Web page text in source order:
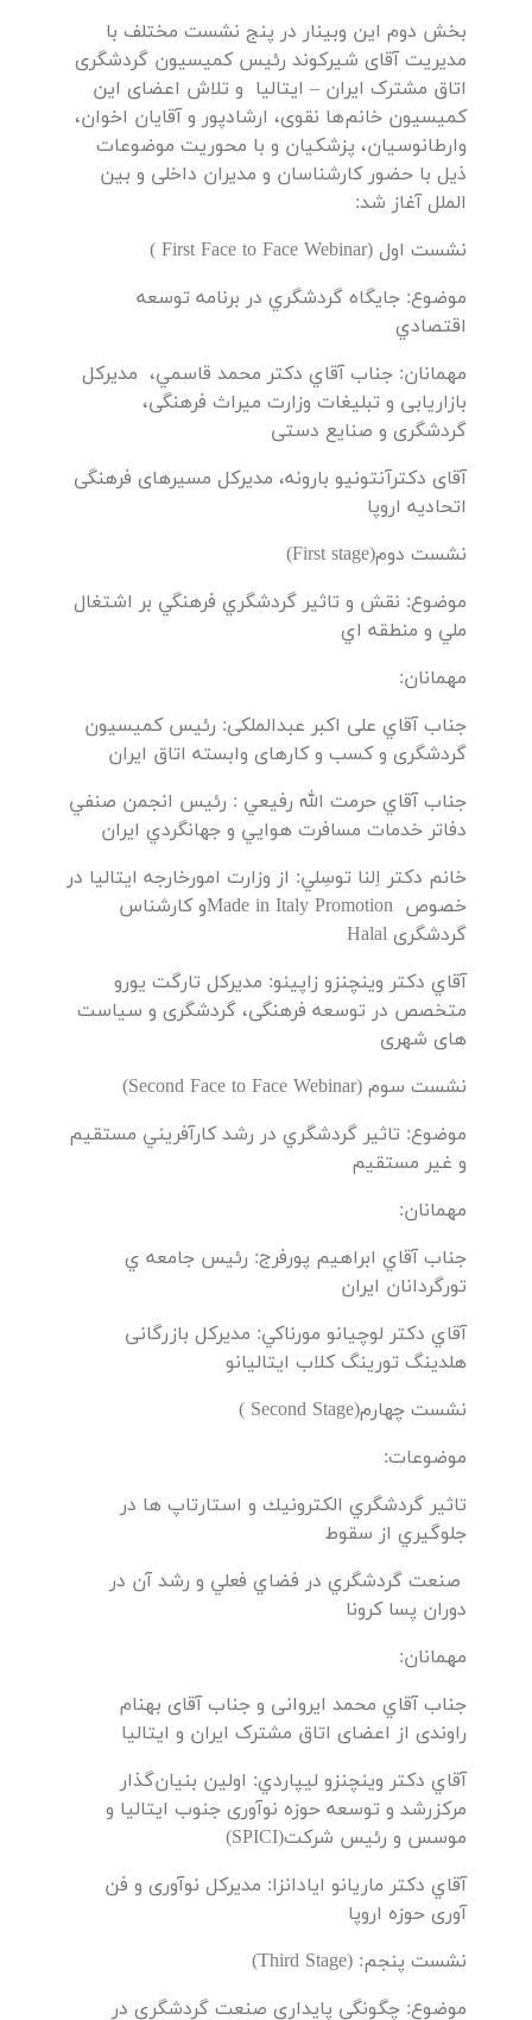
بخش دوم این وبینار در پنج نشست مختلف با
مدیریت آقای شیرکوند رئیس کمیسیون گردشگری
اتاق مشترک ایران – ایتالیا و تلاش اعضای این
کمیسیون خانم‌ها نقوی، ارشادپور و آقایان اخوان،
وارطانوسیان، پزشکیان و با محوریت موضوعات
ذیل با حضور کارشناسان و مدیران داخلی و بین
الملل آغاز شد:
نشست اول (First Face to Face Webinar )
موضوع: جايگاه گردشگري در برنامه توسعه
اقتصادي
مهمانان: جناب آقاي دكتر محمد قاسمي، مدیرکل
بازاریابی و تبلیغات وزارت میراث فرهنگی،
گردشگری و صنایع دستی
آقای دکترآنتونیو بارونه، مدیرکل مسیرهای فرهنگی
اتحادیه اروپا
نشست دوم(First stage)
موضوع: نقش و تاثير گردشگري فرهنگي بر اشتغال
ملي و منطقه اي
مهمانان:
جناب آقاي علی اکبر عبدالملکی: رئیس کمیسیون
گردشگری و کسب و کارهای وابسته اتاق ایران
جناب آقاي حرمت الله رفيعي : رئیس انجمن صنفي
دفاتر خدمات مسافرت هوايي و جهانگردي ايران
خانم دکتر اِلنا توسِلي: از وزارت امورخارجه ایتالیا در
خصوص Made in Italy Promotionو کارشناس
گردشگری Halal
آقاي دکتر وینچنزو زاپينو: مدیرکل تارگت یورو
متخصص در توسعه فرهنگی، گردشگری و سیاست
های شهری
نشست سوم (Second Face to Face Webinar)
موضوع: تاثير گردشگري در رشد كارآفريني مستقيم
و غير مستقيم
مهمانان:
جناب آقاي ابراهیم پورفرج: رئیس جامعه ي
تورگردانان ايران
آقاي دکتر لوچیانو مورناکي: مدیرکل بازرگانی
هلدینگ تورینگ کلاب ایتالیانو
نشست چهارم(Second Stage )
موضوعات:
تاثير گردشگري الكترونيك و استارتاپ ها در
جلوگيري از سقوط
صنعت گردشگري در فضاي فعلي و رشد آن در
دوران پسا كرونا
مهمانان:
جناب آقاي محمد ایروانی و جناب آقای بهنام
راوندی از اعضای اتاق مشترک ایران و ایتالیا
آقاي دکتر وینچنزو ليپاردي: اولین بنیان‌گذار
مرکزرشد و توسعه حوزه نوآوری جنوب ایتالیا و
موسس و رئیس شرکت(SPICI)
آقاي دکتر ماریانو ايادانزا: مدیرکل نوآوری و فن
آوری حوزه اروپا
نشست پنجم: (Third Stage)
موضوع: چگونگي پايداري صنعت گردشگري در